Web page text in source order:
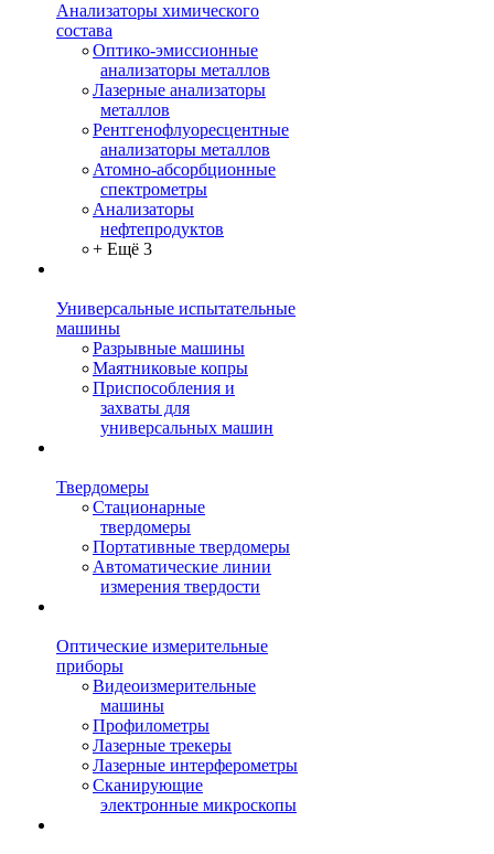
Анализаторы химического
состава
Оптико-эмиссионные
анализаторы металлов
Лазерные анализаторы
металлов
Рентгенофлуоресцентные
анализаторы металлов
Атомно-абсорбционные
спектрометры
Анализаторы
нефтепродуктов
+ Ещё 3
Универсальные испытательные
машины
Разрывные машины
Маятниковые копры
Приспособления и
захваты для
универсальных машин
Твердомеры
Стационарные
твердомеры
Портативные твердомеры
Автоматические линии
измерения твердости
Оптические измерительные
приборы
Видеоизмерительные
машины
Профилометры
Лазерные трекеры
Лазерные интерферометры
Сканирующие
электронные микроскопы